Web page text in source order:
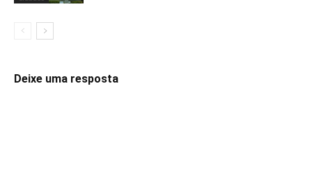
Deixe uma resposta